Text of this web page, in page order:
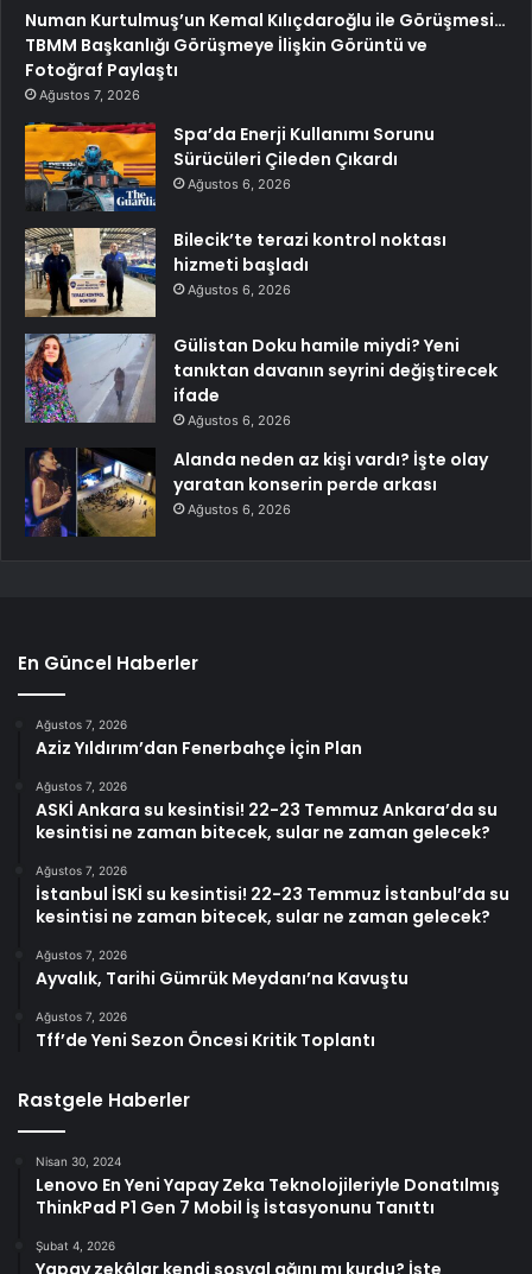
Numan Kurtulmuş’un Kemal Kılıçdaroğlu ile Görüşmesi…
TBMM Başkanlığı Görüşmeye İlişkin Görüntü ve
Fotoğraf Paylaştı
Ağustos 7, 2026
Spa’da Enerji Kullanımı Sorunu
Sürücüleri Çileden Çıkardı
Ağustos 6, 2026
Bilecik’te terazi kontrol noktası
hizmeti başladı
Ağustos 6, 2026
Gülistan Doku hamile miydi? Yeni
tanıktan davanın seyrini değiştirecek
ifade
Ağustos 6, 2026
Alanda neden az kişi vardı? İşte olay
yaratan konserin perde arkası
Ağustos 6, 2026
En Güncel Haberler
Ağustos 7, 2026
Aziz Yıldırım’dan Fenerbahçe İçin Plan
Ağustos 7, 2026
ASKİ Ankara su kesintisi! 22-23 Temmuz Ankara’da su
kesintisi ne zaman bitecek, sular ne zaman gelecek?
Ağustos 7, 2026
İstanbul İSKİ su kesintisi! 22-23 Temmuz İstanbul’da su
kesintisi ne zaman bitecek, sular ne zaman gelecek?
Ağustos 7, 2026
Ayvalık, Tarihi Gümrük Meydanı’na Kavuştu
Ağustos 7, 2026
Tff’de Yeni Sezon Öncesi Kritik Toplantı
Rastgele Haberler
Nisan 30, 2024
Lenovo En Yeni Yapay Zeka Teknolojileriyle Donatılmış
ThinkPad P1 Gen 7 Mobil İş İstasyonunu Tanıttı
Şubat 4, 2026